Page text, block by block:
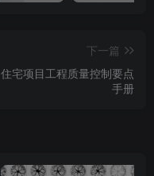
下一篇
住宅项目工程质量控制要点
手册